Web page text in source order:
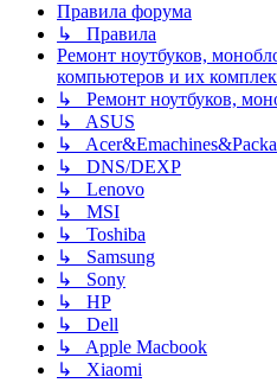
Правила форума
↳ Правила
Ремонт ноутбуков,
компьютеров и их
↳ Ремонт ноутбуков,
↳ ASUS
↳
↳ DNS/DEXP
↳ Lenovo
↳ MSI
↳ Toshiba
↳ Samsung
↳ Sony
↳ HP
↳ Dell
↳ Apple Macbook
↳ Xiaomi